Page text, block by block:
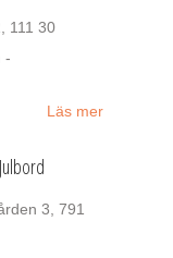
111 30
-
Läs mer
3, 791